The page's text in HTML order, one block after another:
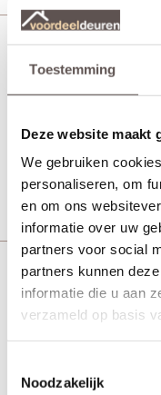
Toestemming
Deze website maakt
We gebruiken
personaliseren, om
en om ons
informatie over uw
partners voor social
partners kunnen
informatie die u aan
verzameld op basis
Noodzakelijk
MDF
21
Brons